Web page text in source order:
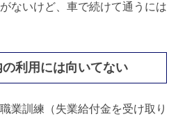
ないけど、車で続けて通うには
利用には向いてない
業訓練（失業給付金を受け取り